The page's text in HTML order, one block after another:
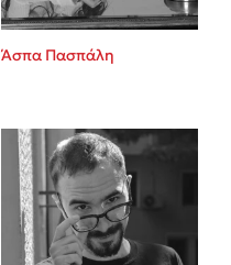
Άσπα Πασπάλη